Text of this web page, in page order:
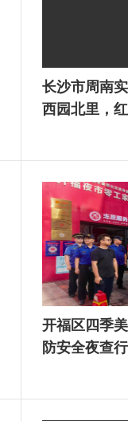
长沙市周南
西园北里，
开福区四季
防安全夜查